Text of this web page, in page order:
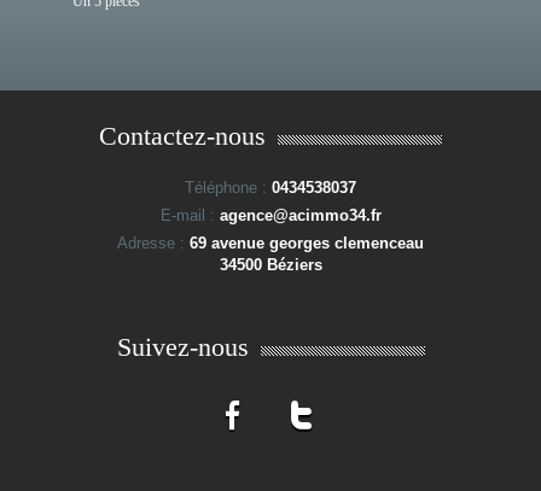
Contactez-nous
Téléphone : 0434538037
E-mail : agence@acimmo34.fr
Adresse : 69 avenue georges clemenceau
34500 Béziers
Suivez-nous